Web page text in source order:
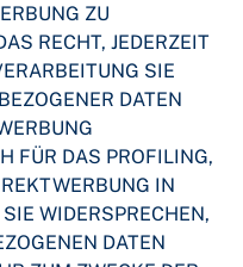
ZU
RECHT, JEDERZEIT
SIE
DATEN
FÜR DAS PROFILING,
IN
WIDERSPRECHEN,
DATEN